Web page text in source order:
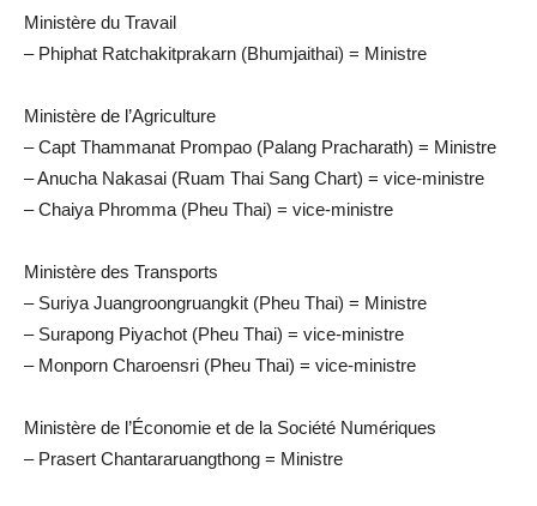
Ministère du Travail
– Phiphat Ratchakitprakarn (Bhumjaithai) = Ministre
Ministère de l’Agriculture
– Capt Thammanat Prompao (Palang Pracharath) = Ministre
– Anucha Nakasai (Ruam Thai Sang Chart) = vice-ministre
– Chaiya Phromma (Pheu Thai) = vice-ministre
Ministère des Transports
– Suriya Juangroongruangkit (Pheu Thai) = Ministre
– Surapong Piyachot (Pheu Thai) = vice-ministre
– Monporn Charoensri (Pheu Thai) = vice-ministre
Ministère de l’Économie et de la Société Numériques
– Prasert Chantararuangthong = Ministre